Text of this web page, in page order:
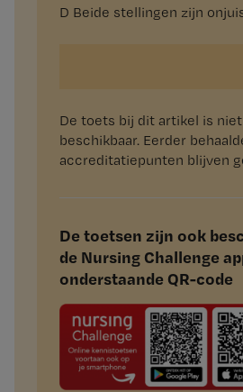
D Beide stellingen zijn
De toets bij dit artikel is
beschikbaar. Eerder
accreditatiepunten blijven
De toetsen zijn ook
de Nursing Challenge
onderstaande QR-code